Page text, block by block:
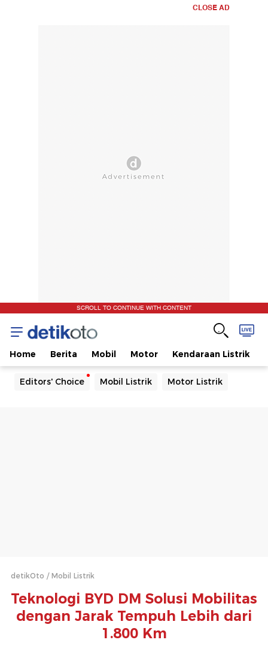
CLOSE AD
SCROLL TO CONTINUE WITH CONTENT
Home Berita Mobil Motor Kendaraan Listrik
Editors' Choice Mobil Listrik Motor Listrik
detikOto Mobil Listrik
Teknologi BYD DM Solusi Mobilitas
dengan Jarak Tempuh Lebih dari
1.800 Km